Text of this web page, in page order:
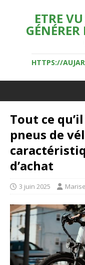
ETRE
HTTPS://
Tout ce
pneus de
d’achat
3 juin 2025 Marise